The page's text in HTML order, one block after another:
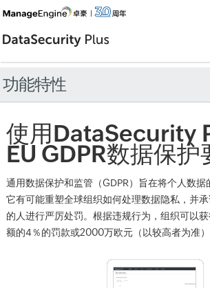
功能特性
使用DataSecurity
EU GDPR数据保护
通用数据保护和监管（GDPR）旨在将个人数据
它有可能重塑全球组织如何处理数据隐私，并
的人进行严厉处罚。根据违规行为，组织可以
额的4％的罚款或2000万欧元（以较高者为准）